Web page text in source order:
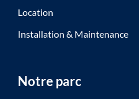
Location
Installation & Maintenance
Notre parc